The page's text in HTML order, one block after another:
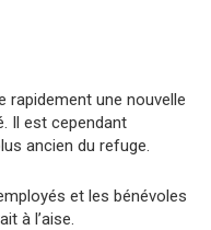
rapidement une nouvelle
Il est cependant
ancien du refuge.
et les bénévoles
à l’aise.